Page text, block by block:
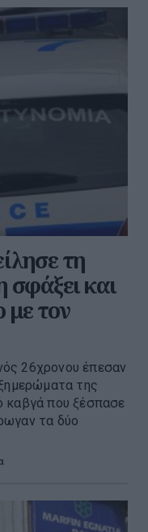
τη
σφάξει και
με τον
26χρονου έπεσαν
της
καβγά που ξέσπασε
τα δύο